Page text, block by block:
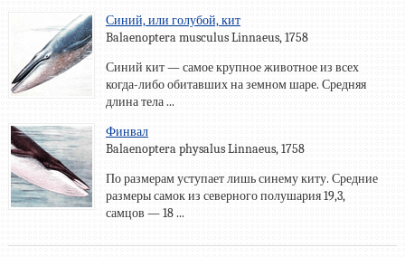
Синий, или голубой, кит
Balaenoptera musculus Linnaeus, 1758
Синий кит — самое крупное животное из всех
когда-либо обитавших на земном шаре. Средняя
длина тела ...
Финвал
Balaenoptera physalus Linnaeus, 1758
По размерам уступает лишь синему киту. Средние
размеры самок из северного полушария 19,3,
самцов — 18 ...